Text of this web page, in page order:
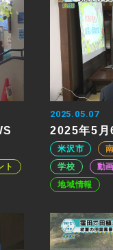
ト
2025.05.07
2025年5月
米沢市
学校
動画
地域情報